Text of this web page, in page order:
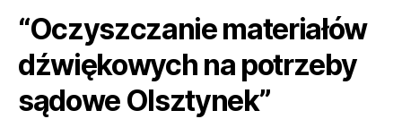
“Oczyszczanie materiałów
dźwiękowych na potrzeby
sądowe Olsztynek”